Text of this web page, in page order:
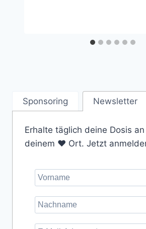
Sponsoring Newsletter
Erhalte täglich deine Dosis
deinem ❤️ Ort. Jetzt